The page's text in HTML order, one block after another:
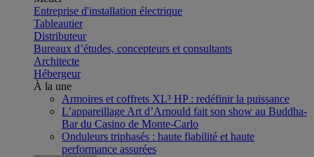
Entreprise d'installation électrique
Tableautier
Distributeur
Bureaux d’études, concepteurs et consultants
Architecte
Hébergeur
À la une
Armoires et coffrets XL³ HP : redéfinir la puissance
L’appareillage Art d’Arnould fait son show au Buddha-
Bar du Casino de Monte-Carlo
Onduleurs triphasés : haute fiabilité et haute
performance assurées